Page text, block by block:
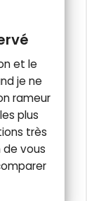
et le
je ne
rameur
plus
très
vous